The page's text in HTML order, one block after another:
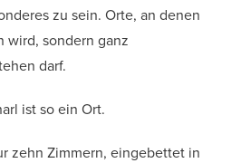
zu sein. Orte, an denen
wird, sondern ganz
darf.
ist so ein Ort.
zehn Zimmern, eingebettet in